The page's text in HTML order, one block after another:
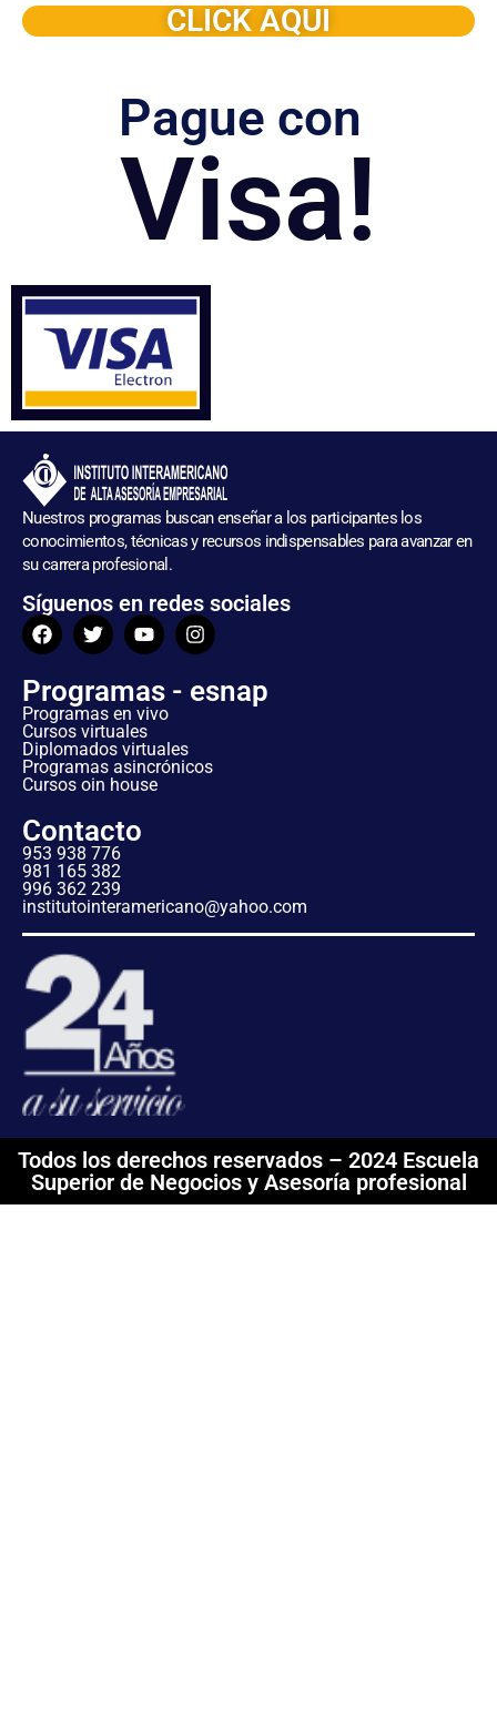
CLICK AQUI
Pague con
Visa!
Nuestros programas buscan enseñar a los participantes los
conocimientos, técnicas y recursos indispensables para avanzar en
su carrera profesional.
Síguenos en redes sociales
Programas - esnap
Programas en vivo
Cursos virtuales
Diplomados virtuales
Programas asincrónicos
Cursos oin house
Contacto
953 938 776
981 165 382
996 362 239
institutointeramericano@yahoo.com
Todos los derechos reservados – 2024 Escuela
Superior de Negocios y Asesoría profesional